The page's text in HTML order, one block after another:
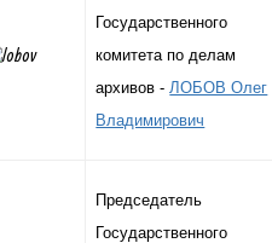
Государственного
комитета по делам
архивов - ЛОБОВ Олег
Владимирович
Председатель
Государственного